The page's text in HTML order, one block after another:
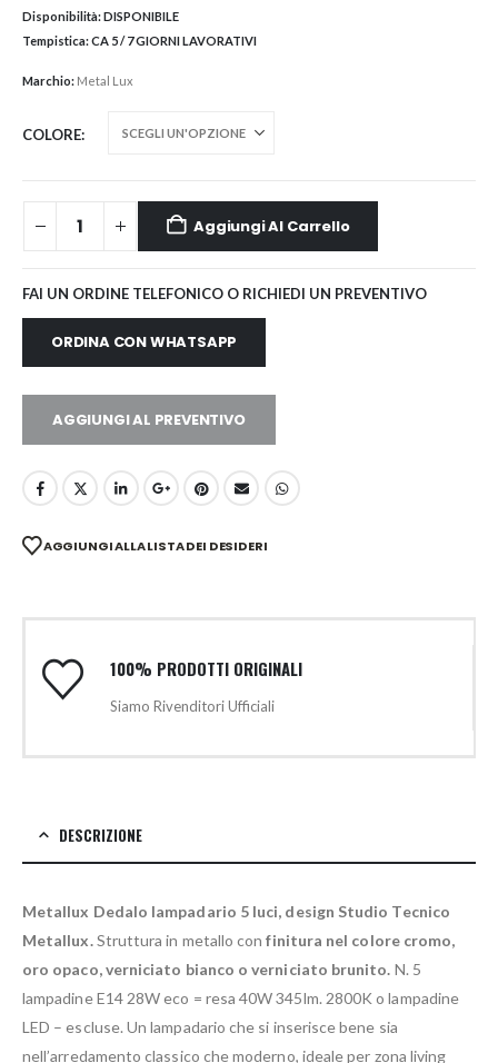
Disponibilità:DISPONIBILE
Tempistica:CA 5 / 7 GIORNI LAVORATIVI
Marchio: Metal Lux
COLORE
Aggiungi Al Carrello
FAI UN ORDINE TELEFONICO O RICHIEDI UN PREVENTIVO
ORDINA CON WHATSAPP
AGGIUNGI AL PREVENTIVO
AGGIUNGI ALLA LISTA DEI DESIDERI
100% PRODOTTI ORIGINALI
Siamo Rivenditori Ufficiali
DESCRIZIONE
Metallux Dedalo lampadario 5 luci, design Studio Tecnico
Metallux.Struttura in metallo con finitura nel colore cromo,
oro opaco, verniciato bianco o verniciato brunito. N. 5
lampadine E14 28W eco = resa 40W 345lm. 2800K o lampadine
LED – escluse. Un lampadario che si inserisce bene sia
nell’arredamento classico che moderno, ideale per zona living